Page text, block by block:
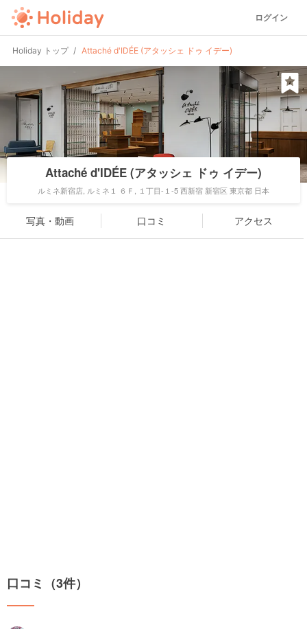
ログイン
Holiday トップ Attaché d'IDÉE (アタッシェ ドゥ イデー)
Attaché d'IDÉE (アタッシェ ドゥ イデー)
ルミネ新宿店, ルミネ１ ６Ｆ, １丁目-１-5 西新宿 新宿区 東京都 日本
写真・動画 口コミ アクセス
口コミ（3件）